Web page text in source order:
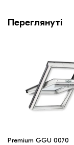
Переглянуті
Premium GGU 0070